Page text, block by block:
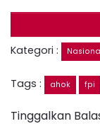
Kategori :
Tags : ahok fpi
Tinggalkan